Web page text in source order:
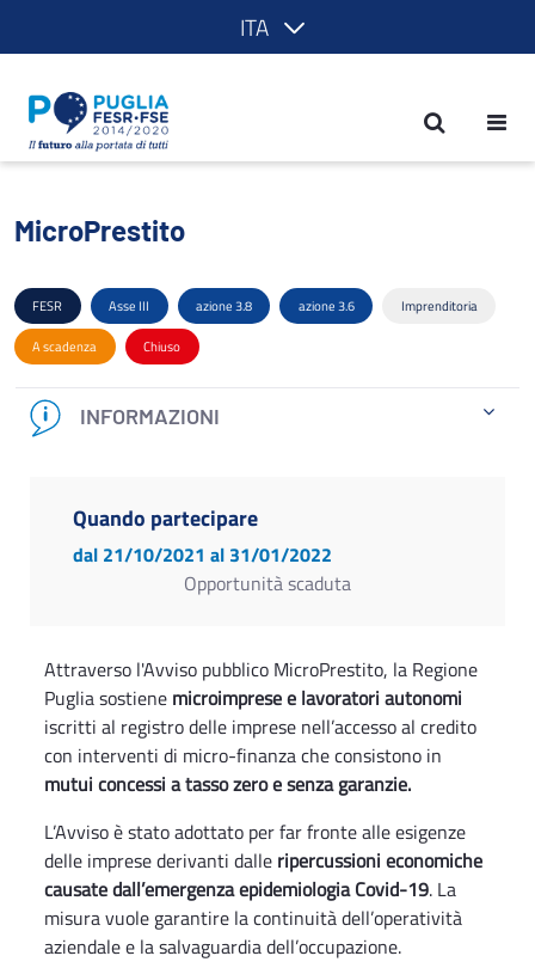
ITA
MicroPrestito - POR Puglia 2014-2020
MicroPrestito
FESR Asse III azione 3.8 azione 3.6 Imprenditoria
A scadenza Chiuso
INFORMAZIONI
Quando partecipare
dal 21/10/2021 al 31/01/2022
Opportunità scaduta
Attraverso l'Avviso pubblico MicroPrestito, la Regione
Puglia sostiene microimprese e lavoratori autonomi
iscritti al registro delle imprese nell’accesso al credito
con interventi di micro-finanza che consistono in
mutui concessi a tasso zero e senza garanzie.
L’Avviso è stato adottato per far fronte alle esigenze
delle imprese derivanti dalle ripercussioni economiche
causate dall’emergenza epidemiologia Covid-19. La
misura vuole garantire la continuità dell’operatività
aziendale e la salvaguardia dell’occupazione.